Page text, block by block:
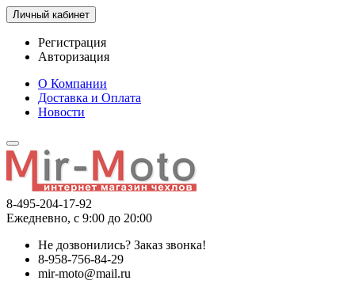
Личный кабинет
Регистрация
Авторизация
О Компании
Доставка и Оплата
Новости
8-495-204-17-92
Ежедневно, с 9:00 до 20:00
Не дозвонились? Заказ звонка!
8-958-756-84-29
mir-moto@mail.ru